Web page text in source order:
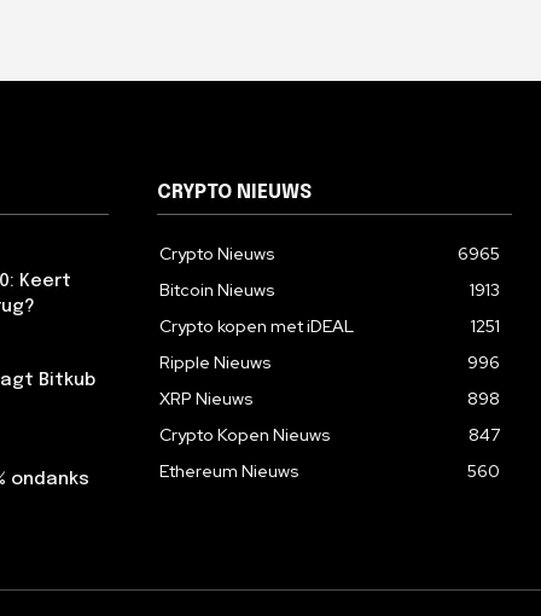
Keert
Bitkub
ondanks
CRYPTO NIEUWS
Crypto Nieuws
6965
Bitcoin Nieuws
1913
Crypto kopen met iDEAL
1251
Ripple Nieuws
996
XRP Nieuws
898
Crypto Kopen Nieuws
847
Ethereum Nieuws
560